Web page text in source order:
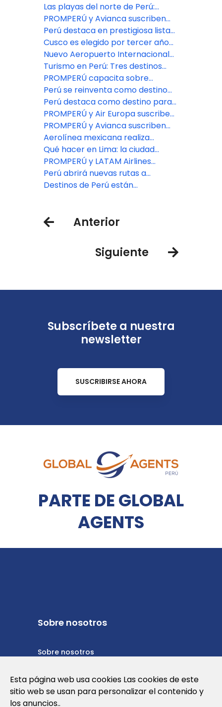
Las playas del norte de Perú:
verano sin prisas y viajes para
compartir
PROMPERÚ y Avianca suscriben
alianza estratégica para
promover al Perú como destino
turístico en el exterior
Perú destaca en prestigiosa lista
Condé Nast Traveller’s Reader’s
Choice Awards 2025
Cusco es elegido por tercer año
consecutivo como la mejor ciudad
de Centro y Sudamérica según
Travel + Leisure
Nuevo Aeropuerto Internacional
Jorge Chávez impulsará el
turismo en el Perú
Turismo en Perú: Tres destinos
imperdibles de compras, cultura y
gastronomía
PROMPERÚ capacita sobre
tendencias y oportunidades del
turismo de romance en Perú
Perú se reinventa como destino
estratégico para los viajeros
Perú destaca como destino para
viajes de naturaleza y deportes de
aventura
PROMPERÚ y Air Europa suscriben
alianza estratégica para
promover el destino Perú en
España
PROMPERÚ y Avianca suscriben
alianza estratégica para
promover a Perú como destino en
el exterior
Aerolínea mexicana realiza
alianza con PROMPERÚ para
promover la llegada de turistas
mexicanos
Qué hacer en Lima: la ciudad
milenaria de mil adjetivos
PROMPERÚ y LATAM Airlines
firman alianza estratégica para
promover más viajes a Perú
Perú abrirá nuevas rutas a
Argentina, Brasil y El Salvador
Destinos de Perú están
Anterior
Siguiente
Subscríbete a nuestra
newsletter
SUSCRIBIRSE AHORA
PARTE DE GLOBAL
AGENTS
Sobre nosotros
Sobre nosotros
Política de cookies
Esta página web usa cookies Las cookies de este
sitio web se usan para personalizar el contenido y
los anuncios..